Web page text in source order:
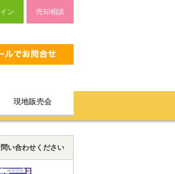
ン 売却相談
現地販売会
い合わせください